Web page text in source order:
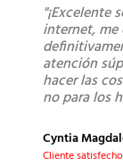
"¡Excelente
internet,
atención
hacer las
no para los
Cyntia
Cliente satisfecho